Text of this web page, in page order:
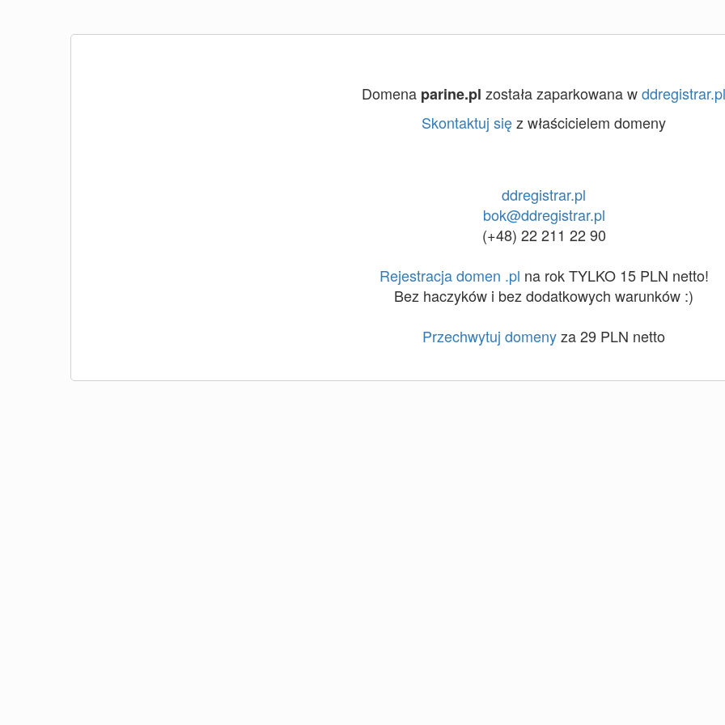
Domena parine.pl została zaparkowana wddregistrar.pl
Skontaktuj sięz właścicielem domeny
ddregistrar.pl
bok@ddregistrar.pl
(+48) 22 211 22 90
Rejestracja domen .pl na rok TYLKO 15 PLN netto!
Bez haczyków i bez dodatkowych warunków :)
Przechwytuj domenyza 29 PLN netto